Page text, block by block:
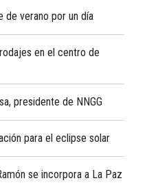
de verano por un día
en el centro de
presidente de NNGG
para el eclipse solar
se incorpora a La Paz